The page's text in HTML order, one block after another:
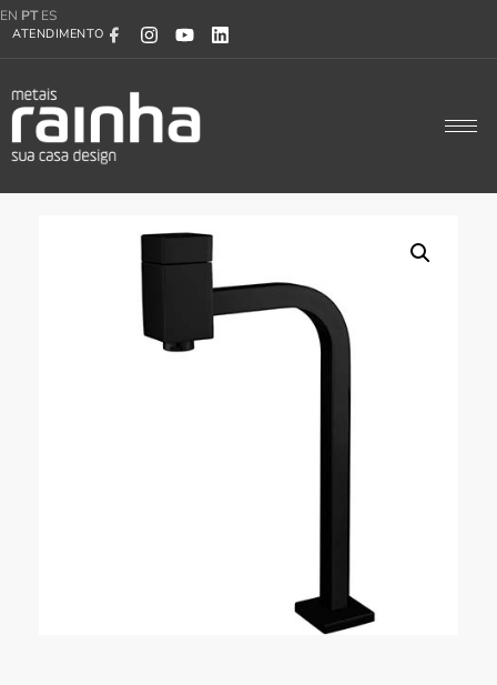
EN PT ES
ATENDIMENTO